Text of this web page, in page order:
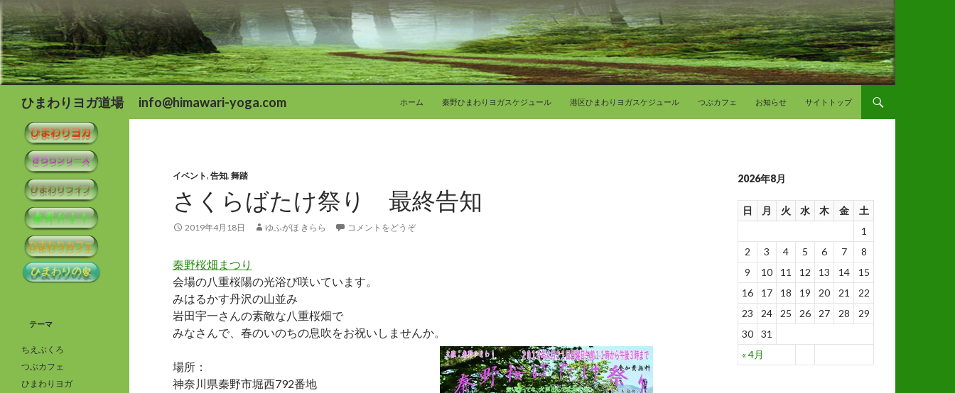
ひまわりヨガ道場 info@himawari-yoga.com
ホーム
秦野ひまわりヨガスケジュール 港区ひまわりヨガスケジュール つぶカフェ お知らせ サイトトップ
イベント, 告知, 舞踏
さくらばたけ祭り 最終告知
2019年4月18日 ゆふがほ きらら コメントをどうぞ
秦野桜畑まつり
会場の八重桜陽の光浴び咲いています。
みはるかす丹沢の山並み
岩田宇一さんの素敵な八重桜畑で
みなさんで、春のいのちの息吹をお祝いしませんか。
場所：
神奈川県秦野市堀西792番地
2026年8月
日 月 火 水 木 金 土
« 4月
1
2
3 4 5 6 7
8
9
10 11 12 13 14
15
16
17 18 19 20 21
22
23
24 25 26 27 28
29
30
31
テーマ
ちえぶくろ
つぶカフェ
ひまわりヨガ